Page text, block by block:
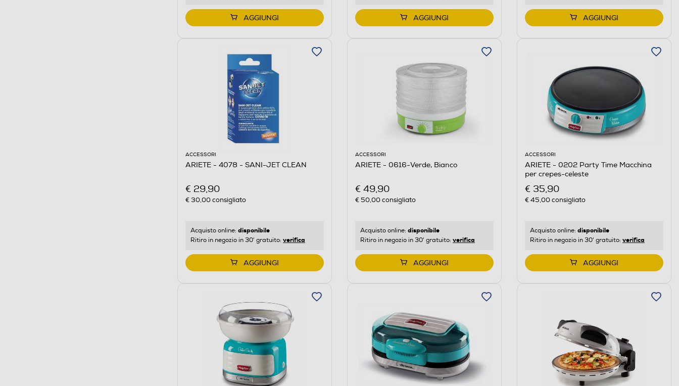
AGGIUNGI AGGIUNGI AGGIUNGI
ACCESSORI
ARIETE - 4078 - SANI-JET CLEAN
€ 29,90
€ 30,00consigliato
Acquisto online: disponibile
Ritiro in negozio in 30' gratuito: verifica
AGGIUNGI
ACCESSORI
ARIETE - 0616-Verde, Bianco
€ 49,90
€ 50,00consigliato
Acquisto online: disponibile
Ritiro in negozio in 30' gratuito: verifica
AGGIUNGI
ACCESSORI
ARIETE - 0202 Party Time Macchina
per crepes-celeste
€ 35,90
€ 45,00consigliato
Acquisto online: disponibile
Ritiro in negozio in 30' gratuito: verifica
AGGIUNGI